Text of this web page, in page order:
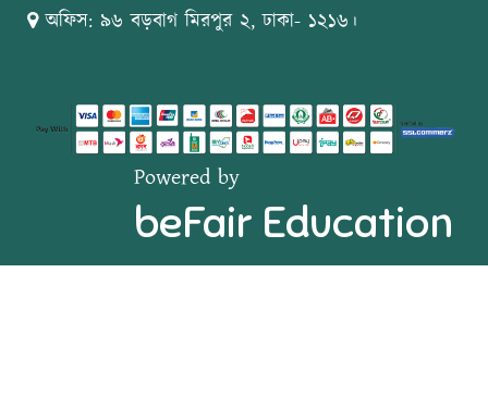
অফিস: ৯৬ বড়বাগ মিরপুর ২, ঢাকা- ১২১৬।
Powered by
beFair Education